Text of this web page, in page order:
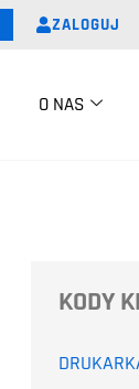
ZALOGUJ
O NAS
KODY